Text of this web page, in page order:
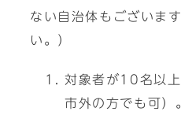
ない自治体もございま
い。）
対象者が10名以
市外の方でも可）